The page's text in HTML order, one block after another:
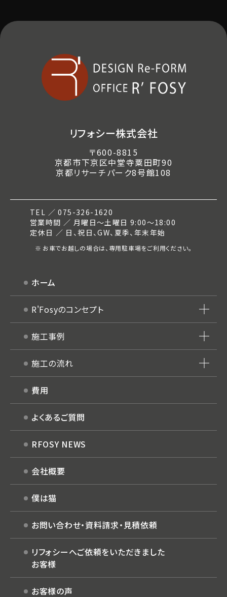
リフォシー株式会社
〒600-8815
京都市下京区中堂寺粟田町90
京都リサーチパーク8号館108
TEL ／ 075-326-1620
営業時間 ／ 月曜日～土曜日 9:00～18:00
定休日 ／ 日、祝日、GW、夏季、年末年始
お車でお越しの場合は、専用駐車場をご利用ください。
ホーム
R'Fosyのコンセプト
施工事例
施工の流れ
費用
よくあるご質問
RFOSY NEWS
会社概要
僕は猫
お問い合わせ・資料請求・見積依頼
リフォシーへご依頼をいただきました
お客様
お客様の声